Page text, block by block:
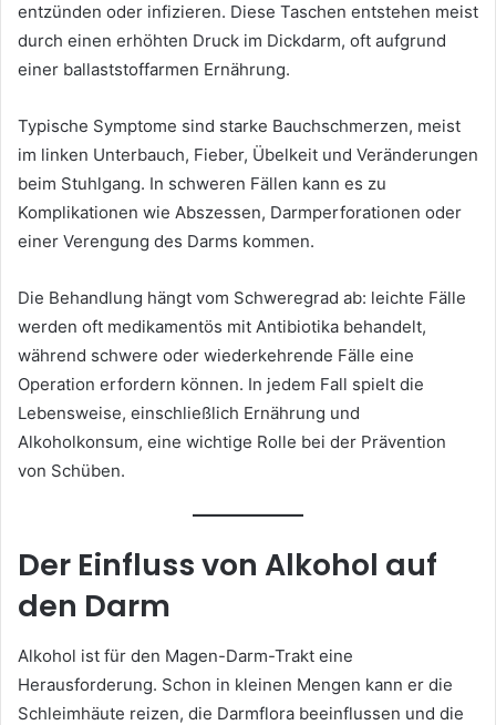
entzünden oder infizieren. Diese Taschen entstehen meist
durch einen erhöhten Druck im Dickdarm, oft aufgrund
einer ballaststoffarmen Ernährung.
Typische Symptome sind starke Bauchschmerzen, meist
im linken Unterbauch, Fieber, Übelkeit und Veränderungen
beim Stuhlgang. In schweren Fällen kann es zu
Komplikationen wie Abszessen, Darmperforationen oder
einer Verengung des Darms kommen.
Die Behandlung hängt vom Schweregrad ab: leichte Fälle
werden oft medikamentös mit Antibiotika behandelt,
während schwere oder wiederkehrende Fälle eine
Operation erfordern können. In jedem Fall spielt die
Lebensweise, einschließlich Ernährung und
Alkoholkonsum, eine wichtige Rolle bei der Prävention
von Schüben.
Der Einfluss von Alkohol auf
den Darm
Alkohol ist für den Magen-Darm-Trakt eine
Herausforderung. Schon in kleinen Mengen kann er die
Schleimhäute reizen, die Darmflora beeinflussen und die